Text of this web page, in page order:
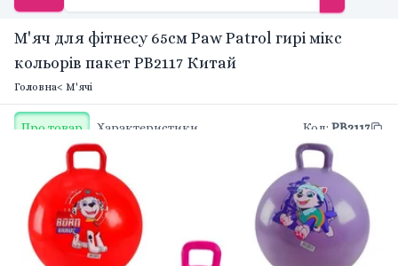
М'яч для фітнесу 65см Paw Patrol гирі мікс
кольорів пакет PB2117 Китай
Головна< М'ячі
Про товар Характеристики Код: PB2117